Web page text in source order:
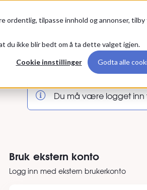
ordentlig, tilpasse innhold og annonser,
du ikke blir bedt om å ta dette valget igjen.
Cookie innstillinger Godta alle
Du må være logget inn
Bruk ekstern konto
Logg inn med ekstern brukerkonto